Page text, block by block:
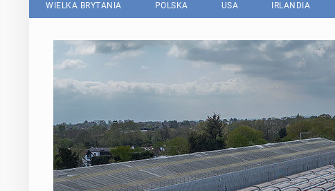
WIELKA BRYTANIA POLSKA USA IRLANDIA